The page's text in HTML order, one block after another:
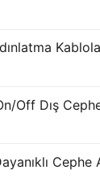
Off Dış
Cephe